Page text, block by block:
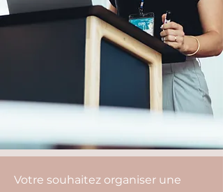
Votre souhaitez organiser une